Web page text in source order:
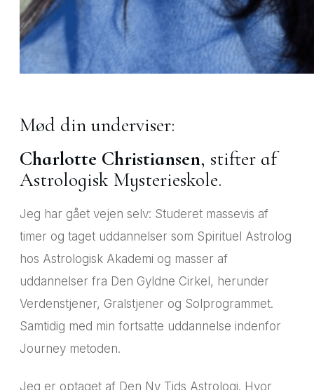
Mød din underviser:
Charlotte Christiansen, stifter af
Astrologisk Mysterieskole.
Jeg har gået vejen selv: Studeret massevis af
timer og taget uddannelser som Spirituel Astrolog
hos Astrologisk Akademi og masser af
uddannelser fra Den Gyldne Cirkel, herunder
Verdenstjener, Gralstjener og Solprogrammet.
Samtidig med min fortsatte uddannelse indenfor
Journey metoden.
Jeg er optaget af Den Ny Tids Astrologi. Hvor